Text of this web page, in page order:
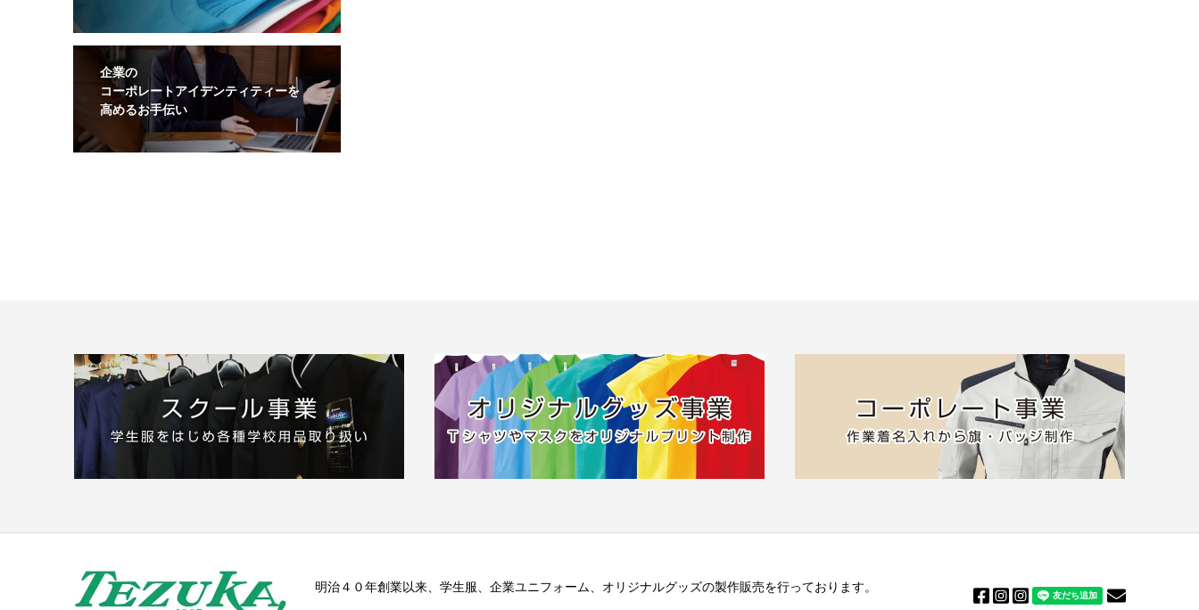
企業の
コーポレートアイデンティティーを
高めるお手伝い
明治４０年創業以来、学生服、企業ユニフォーム、オリジナルグッズの製作販売を行っております。